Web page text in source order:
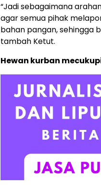
“Jadi sebagaimana
agar semua pihak
bahan pangan, sehingga
tambah Ketut.
Hewan kurban